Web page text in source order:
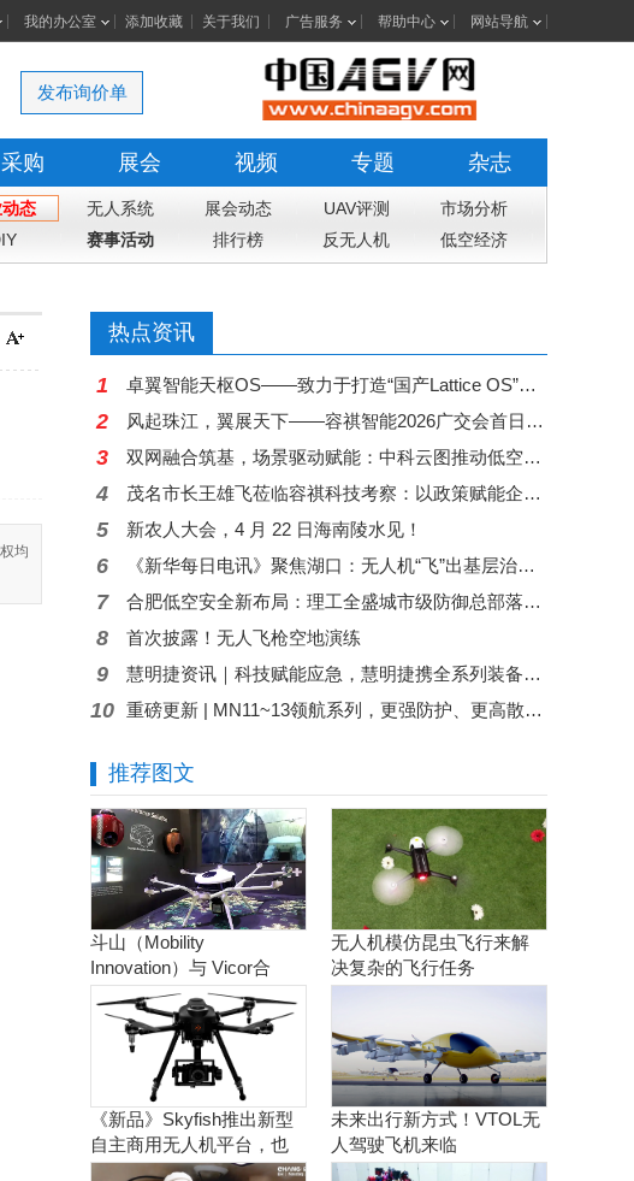
我的办公室 添加收藏 关于我们 广告服务 帮助中心 网站导航
发布询价单
采购 展会 视频 专题 杂志
态 无人系统 展会动态 UAV评测
市场分析
赛事活动 排行榜 反无人机 低空经济
均
热点资讯
1 卓翼智能天枢OS——致力于打造“国产Lattice OS”：驭领智能集群时代，定义无人装备新未来
2 风起珠江，翼展天下——容祺智能2026广交会首日盛况：以中国智造之翼，搏击低空经济万里长空
3 双网融合筑基，场景驱动赋能：中科云图推动低空新基建加速落地
4 茂名市长王雄飞莅临容祺科技考察：以政策赋能企业，以信心驱动创新
5 新农人大会，4 月 22 日海南陵水见！
6 《新华每日电讯》聚焦湖口：无人机“飞”出基层治理新高度
7 合肥低空安全新布局：理工全盛城市级防御总部落子包河区
8 首次披露！无人飞枪空地演练
9 慧明捷资讯｜科技赋能应急，慧明捷携全系列装备亮相2026西部防灾减灾与应急救援博览会
10 重磅更新 | MN11~13领航系列，更强防护、更高散热、更长寿命
推荐图文
斗山（Mobility
Innovation）与 Vicor合
作。实现商用氢燃料电池
无人机
无人机模仿昆虫飞行来解
决复杂的飞行任务
《新品》Skyfish推出新型
自主商用无人机平台，也
可搭载Sony Alpha相机
未来出行新方式！VTOL无
人驾驶飞机来临